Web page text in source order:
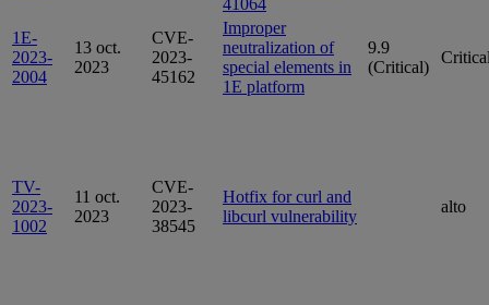
41064
1E-
2023-
2004
13 oct.
2023
CVE-
2023-
45162
Improper
neutralization of
special elements in
1E platform
9.9
(Critical)
TV-
2023-
1002
11 oct.
2023
CVE-
2023-
38545
Hotfix for curl and
libcurl vulnerability
alto